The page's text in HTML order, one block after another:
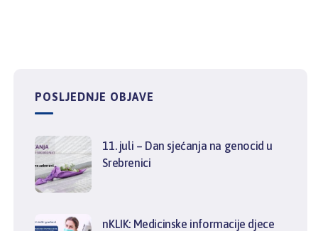
POSLJEDNJE OBJAVE
11. juli – Dan sjećanja na genocid u
Srebrenici
nKLIK: Medicinske informacije djece